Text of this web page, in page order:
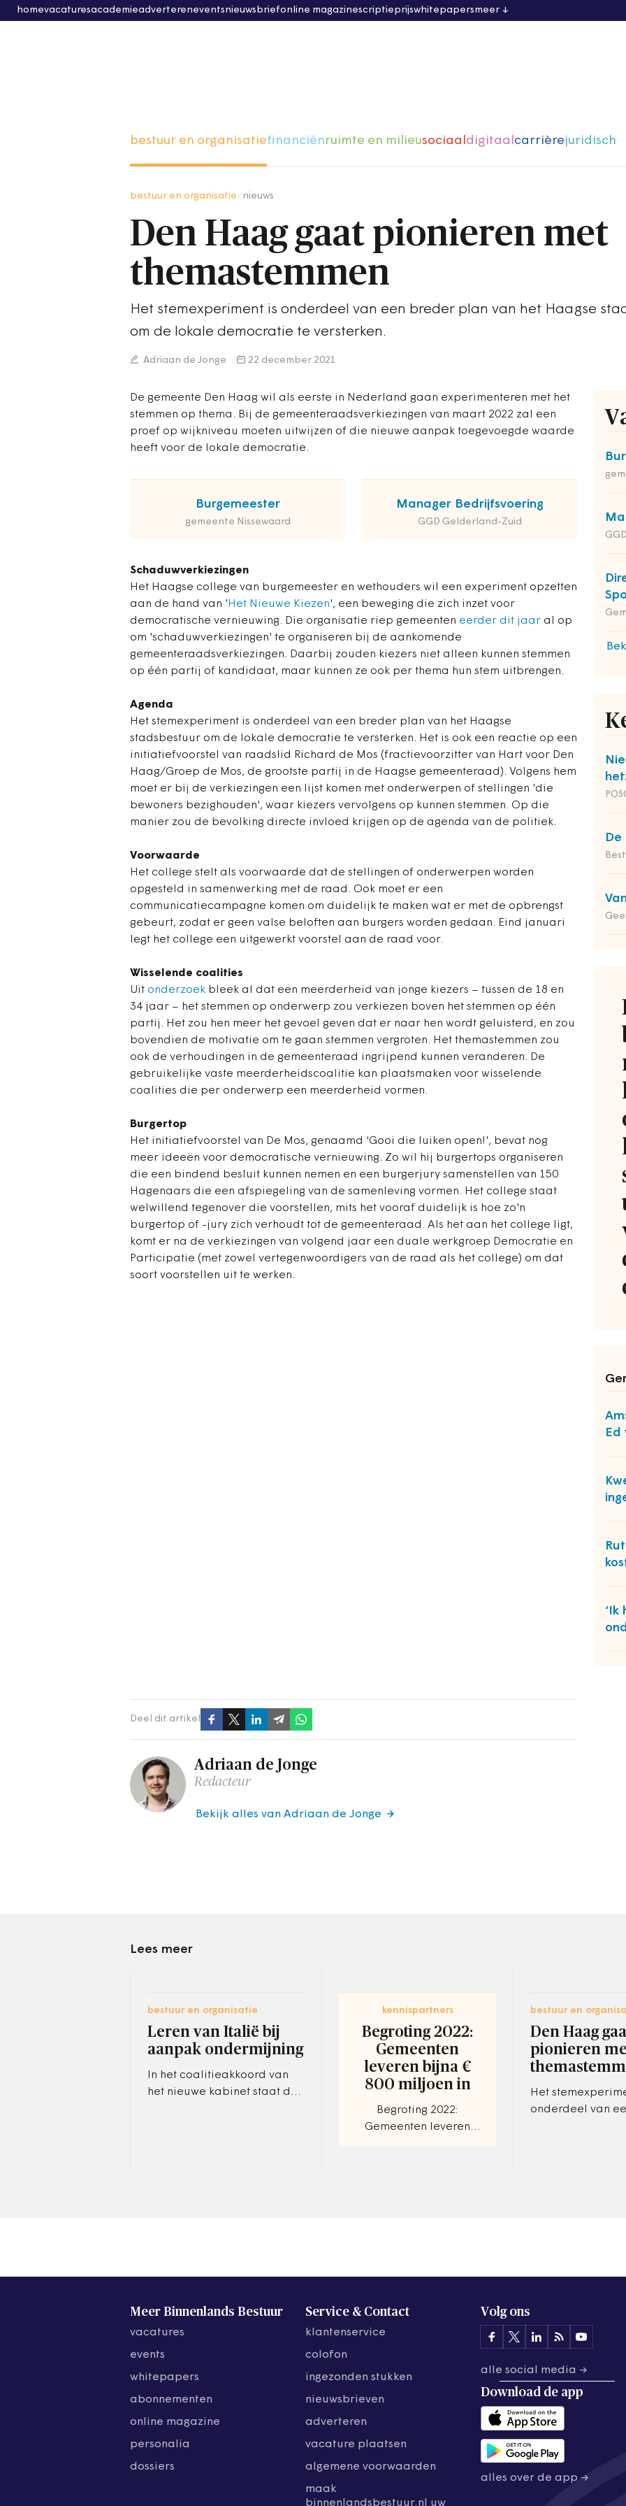
homevacaturesacademieadvertereneventsnieuwsbriefonline magazinescriptieprijswhitepapersmeer
bestuur en organisatiefinanciënruimte en milieusociaaldigitaalcarrièrejuridisch
bestuur en organisatie nieuws
Den Haag gaat pionieren met
themastemmen
Het stemexperiment is onderdeel van een breder plan van het Haagse
om de lokale democratie te versterken.
Adriaan de Jonge 22 december 2021
De gemeente Den Haag wil als eerste in Nederland gaan experimenteren met het
stemmen op thema. Bij de gemeenteraadsverkiezingen van maart 2022 zal een
proef op wijkniveau moeten uitwijzen of die nieuwe aanpak toegevoegde waarde
heeft voor de lokale democratie.
Burgemeester
gemeente Nissewaard
Manager Bedrijfsvoering
GGD Gelderland-Zuid
Schaduwverkiezingen
Het Haagse college van burgemeester en wethouders wil een experiment opzetten
aan de hand van ' Het Nieuwe Kiezen', een beweging die zich inzet voor
democratische vernieuwing. Die organisatie riep gemeenten eerder dit jaar al op
om 'schaduwverkiezingen' te organiseren bij de aankomende
gemeenteraadsverkiezingen. Daarbij zouden kiezers niet alleen kunnen stemmen
op één partij of kandidaat, maar kunnen ze ook per thema hun stem uitbrengen.
Agenda
Het stemexperiment is onderdeel van een breder plan van het Haagse
stadsbestuur om de lokale democratie te versterken. Het is ook een reactie op een
initiatiefvoorstel van raadslid Richard de Mos (fractievoorzitter van Hart voor Den
Haag/Groep de Mos, de grootste partij in de Haagse gemeenteraad). Volgens hem
moet er bij de verkiezingen een lijst komen met onderwerpen of stellingen 'die
bewoners bezighouden', waar kiezers vervolgens op kunnen stemmen. Op die
manier zou de bevolking directe invloed krijgen op de agenda van de politiek.
Voorwaarde
Het college stelt als voorwaarde dat de stellingen of onderwerpen worden
opgesteld in samenwerking met de raad. Ook moet er een
communicatiecampagne komen om duidelijk te maken wat er met de opbrengst
gebeurt, zodat er geen valse beloften aan burgers worden gedaan. Eind januari
legt het college een uitgewerkt voorstel aan de raad voor.
Wisselende coalities
Uit onderzoek bleek al dat een meerderheid van jonge kiezers – tussen de 18 en
34 jaar – het stemmen op onderwerp zou verkiezen boven het stemmen op één
partij. Het zou hen meer het gevoel geven dat er naar hen wordt geluisterd, en zou
bovendien de motivatie om te gaan stemmen vergroten. Het themastemmen zou
ook de verhoudingen in de gemeenteraad ingrijpend kunnen veranderen. De
gebruikelijke vaste meerderheidscoalitie kan plaatsmaken voor wisselende
coalities die per onderwerp een meerderheid vormen.
Burgertop
Het initiatiefvoorstel van De Mos, genaamd 'Gooi die luiken open!', bevat nog
meer ideeën voor democratische vernieuwing. Zo wil hij burgertops organiseren
die een bindend besluit kunnen nemen en een burgerjury samenstellen van 150
Hagenaars die een afspiegeling van de samenleving vormen. Het college staat
welwillend tegenover die voorstellen, mits het vooraf duidelijk is hoe zo'n
burgertop of -jury zich verhoudt tot de gemeenteraad. Als het aan het college ligt,
komt er na de verkiezingen van volgend jaar een duale werkgroep Democratie en
Participatie (met zowel vertegenwoordigers van de raad als het college) om dat
soort voorstellen uit te werken.
Ed
‘Ik
Deel dit artikel
Adriaan de Jonge
Redacteur
Bekijk alles van Adriaan de Jonge
Lees meer
bestuur en organisatie
Leren van Italië bij
aanpak ondermijning
In het coalitieakkoord van
het nieuwe kabinet staat dat
kennispartners
Begroting 2022:
Gemeenten
leveren bijna €
800 miljoen in
Begroting 2022:
Gemeenten leveren
bestuur en
Den Haag
pionieren
Het
onderdeel van
Meer Binnenlands Bestuur
vacatures
events
whitepapers
abonnementen
online magazine
personalia
dossiers
Service & Contact
klantenservice
colofon
ingezonden stukken
nieuwsbrieven
adverteren
vacature plaatsen
algemene voorwaarden
maak
binnenlandsbestuur.nl uw
Volg ons
alle social media →
Download de app
alles over de app →